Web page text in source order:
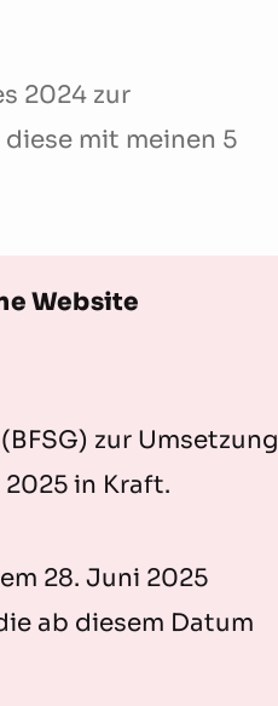
2024 zur
mit meinen 5
Website
zur Umsetzung
in Kraft.
28. Juni 2025
ab diesem Datum